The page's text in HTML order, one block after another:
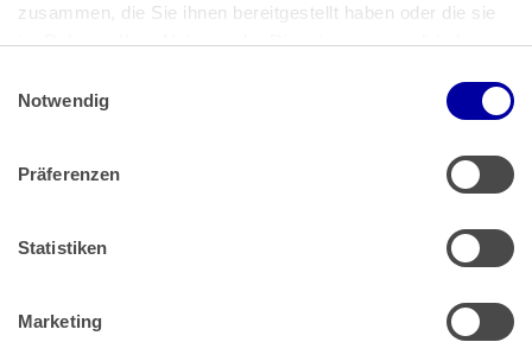
zusammen, die Sie ihnen bereitgestellt haben oder die sie
im Rahmen Ihrer Nutzung der Dienste gesammelt haben.
Impressum
Notwendig
Präferenzen
Statistiken
Marketing
Pressemitteilungen|AGB
Impressum|Datenschutz
Muster Widerrufsformular (PDF)
Barrierefreiheit